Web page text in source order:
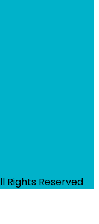
Rights Reserved